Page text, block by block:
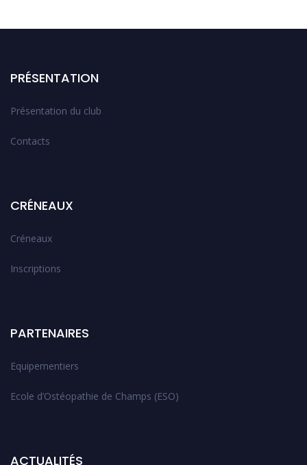
PRÉSENTATION
Présentation du club
Contacts
CRÉNEAUX
Créneaux
Inscriptions
PARTENAIRES
Equipementiers
Ecole d’Ostéopathie de Champs (ESO)
ACTUALITÉS